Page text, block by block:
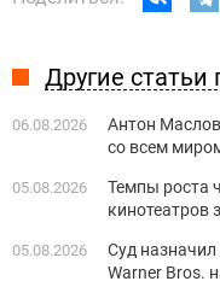
Другие
06.08.2026
Антон
со всем
05.08.2026
Темпы роста
кинотеатров
05.08.2026
Суд назначил
Warner Bros.